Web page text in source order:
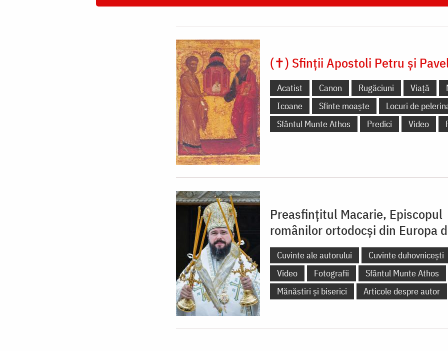
(✝) Sfinții Apostoli Petru și
Acatist Canon Rugăciuni Viață
Icoane
Sfinte moaște
Locuri de
Sfântul Munte Athos
Predici Video
Preasfințitul Macarie, Episcopul
românilor ortodocși din Europa
Cuvinte ale autorului Cuvinte duhovnicești
Video
Fotografii
Sfântul Munte Athos
Mănăstiri și biserici
Articole despre autor